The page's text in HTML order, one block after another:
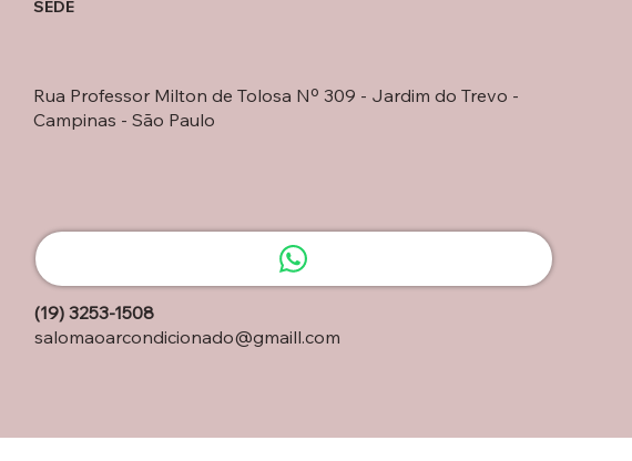
SEDE
Rua Professor Milton de Tolosa Nº 309 - Jardim do Trevo -
Campinas - São Paulo
(19) 3253-1508
salomaoarcondicionado@gmaill.com